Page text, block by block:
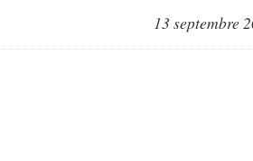
13 septembre